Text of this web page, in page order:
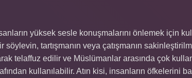
yüksek sesle konuşmalarını önlemek için
tartışmanın veya çatışmanın
telaffuz edilir ve Müslümanlar arasında çok
kullanılabilir. Atın kisi, insanların öfkelerini